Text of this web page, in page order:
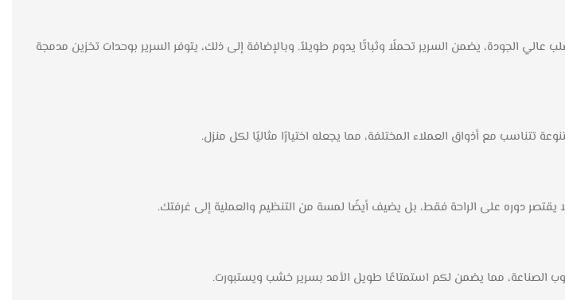
الجودة، يضمن السرير تحملًا وثباتًا يدوم طويلاً. وبالإضافة إلى ذلك، يتوفر السرير بوحدات تخزين مدمجة
تتناسب مع أذواق العملاء المختلفة، مما يجعله اختيارًا مثاليًا لكل منزل.
دوره على الراحة فقط، بل يضيف أيضًا لمسة من التنظيم والعملية إلى غرفتك.